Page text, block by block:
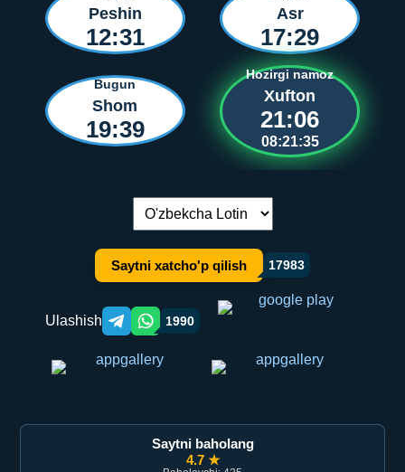
Peshin
12:31
Asr
17:29
Bugun
Shom
19:39
Hozirgi namoz
Xufton
21:06
08:21:35
Tilni almashtirish:
Saytni xatcho'p qilish 17983
Ulashish Telegram orqali ulashish
WhatsApp orqali ulashish
1990
Saytni baholang
4.7 ★